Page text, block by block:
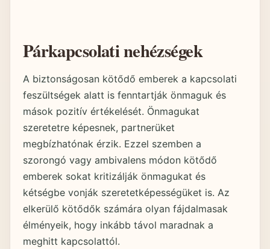
Párkapcsolati nehézségek
A biztonságosan kötődő emberek a kapcsolati
feszültségek alatt is fenntartják önmaguk és
mások pozitív értékelését. Önmagukat
szeretetre képesnek, partnerüket
megbízhatónak érzik. Ezzel szemben a
szorongó vagy ambivalens módon kötődő
emberek sokat kritizálják önmagukat és
kétségbe vonják szeretetképességüket is. Az
elkerülő kötődők számára olyan fájdalmasak
élményeik, hogy inkább távol maradnak a
meghitt kapcsolattól.